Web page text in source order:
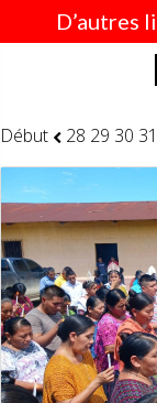
D’autres
Début 28 29 30 31